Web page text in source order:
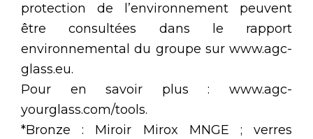
protection de l’environnement peuvent
être consultées dans le rapport
environnemental du groupe sur www.agc-
glass.eu.
Pour en savoir plus : www.agc-
yourglass.com/tools.
*Bronze : Miroir Mirox MNGE ; verres